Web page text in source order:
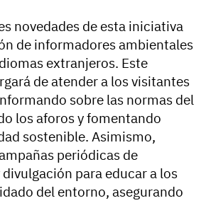
novedades de esta iniciativa
de informadores ambientales
extranjeros. Este
de atender a los visitantes
sobre las normas del
los aforos y fomentando
sostenible. Asimismo,
periódicas de
para educar a los
del entorno, asegurando